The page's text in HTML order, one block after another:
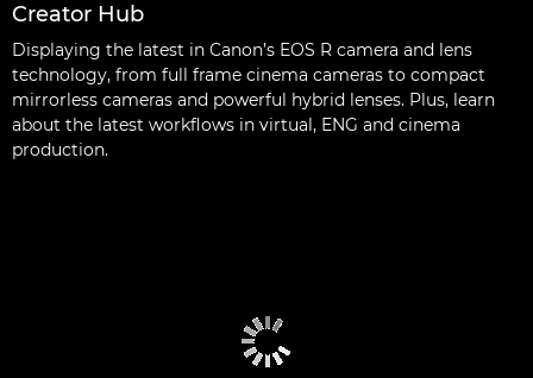
Creator Hub
Displaying the latest in Canon’s EOS R camera and lens
technology, from full frame cinema cameras to compact
mirrorless cameras and powerful hybrid lenses. Plus, learn
about the latest workflows in virtual, ENG and cinema
production.